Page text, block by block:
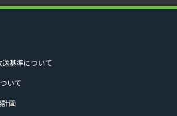
送基準について
いて
計画